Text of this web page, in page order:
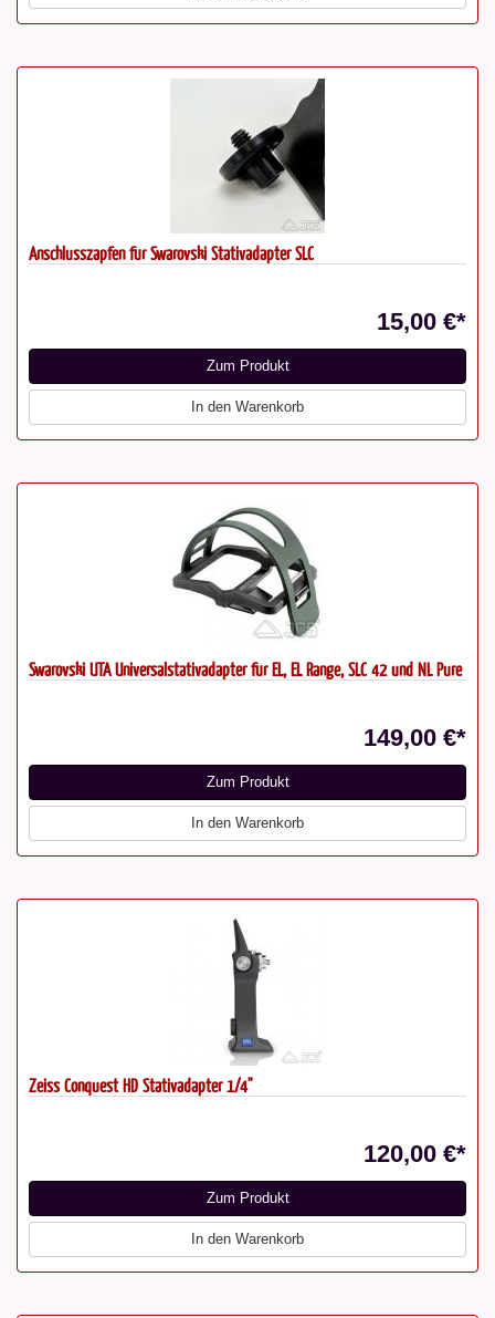
Anschlusszapfen für Swarovski Stativadapter SLC
15,00 €*
Zum Produkt
In den Warenkorb
Swarovski UTA Universalstativadapter für EL, EL Range, SLC 42 und NL Pure
149,00 €*
Zum Produkt
In den Warenkorb
Zeiss Conquest HD Stativadapter 1/4"
120,00 €*
Zum Produkt
In den Warenkorb